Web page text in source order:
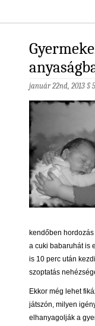
január 22nd, 2013 §
kendőben
a cuki babaruhát is
is 10 perc után
szoptatás
Ekkor még lehet
játszón, milyen
elhanyagolják a